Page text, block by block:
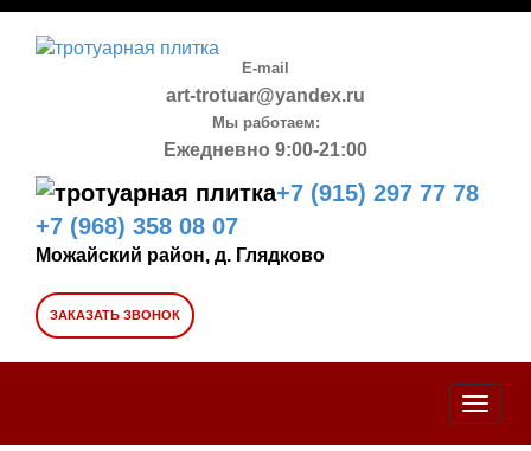
E-mail
art-trotuar@yandex.ru
Мы работаем:
Ежедневно 9:00-21:00
+7 (915) 297 77 78
+7 (968) 358 08 07
Можайский район, д. Глядково
ЗАКАЗАТЬ ЗВОНОК
Toggle